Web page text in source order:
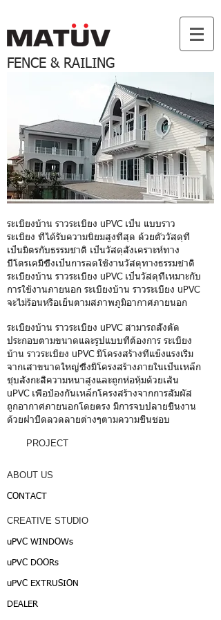
FENCE & RAILING
ระเบียงบ้าน ราวระเบียง uPVC เป็น แบบราว
ระเบียง ที่ได้รับความนิยมสูงที่สุด ด้วยตัววัสดุที่
เป็นมิตรกับธรรมชาติ เป็นวัสดุสังเคราะห์ทาง
ปิโตรเคมีซึ่งเป็นการลดใช้งานวัสดุทางธรรมชาติ
ระเบียงบ้าน ราวระเบียง uPVC เป็นวัสดุที่เหมาะกับ
การใช้งานภายนอก ระเบียงบ้าน ราวระเบียง uPVC
จะไม่ร้อนหรือเย็นตามสภาพภูมิอากาศภายนอก
ระเบียงบ้าน ราวระเบียง uPVC สามารถสั่งตัด
ประกอบตามขนาดและรูปแบบที่ต้องการ ระเบียง
บ้าน ราวระเบียง uPVC มีโครงสร้างที่แข็งแรงเริ่ม
จากเสาขนาดใหญ่ซึ่งมีโครงสร้างภายในเป็นเหล็ก
ชุบสังกะสีความหนาสูงและถูกห่อหุ้มด้วยเส้น
uPVC เพื่อป้องกันเหล็กโครงสร้างจากการสัมผัส
ถูกอากาศภายนอกโดยตรง มีการจบปลายชิ้นงาน
ด้วยฝาปิดลวดลายต่างๆตามความชื่นชอบ
PROJECT
CONTACT
uPVC WINDOWs
uPVC DOORs
uPVC EXTRUSION
ABOUT US
DEALER
CREATIVE STUDIO